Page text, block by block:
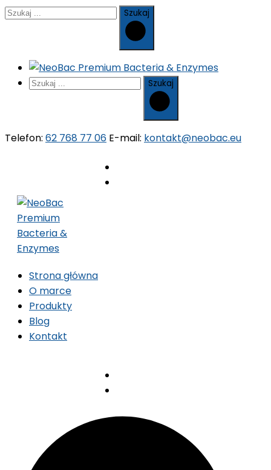
Szukaj
Szukaj
Telefon: 62 768 77 06 E-mail: kontakt@neobac.eu
Strona główna
O marce
Produkty
Blog
Kontakt